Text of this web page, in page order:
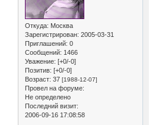
Откуда: Москва
Зарегистрирован: 2005-03-31
Приглашений: 0
Сообщений: 1466
Уважение: [+0/-0]
Позитив: [+0/-0]
Возраст: 37 [1988-12-07]
Провел на форуме:
Не определено
Последний визит:
2006-09-16 17:08:58